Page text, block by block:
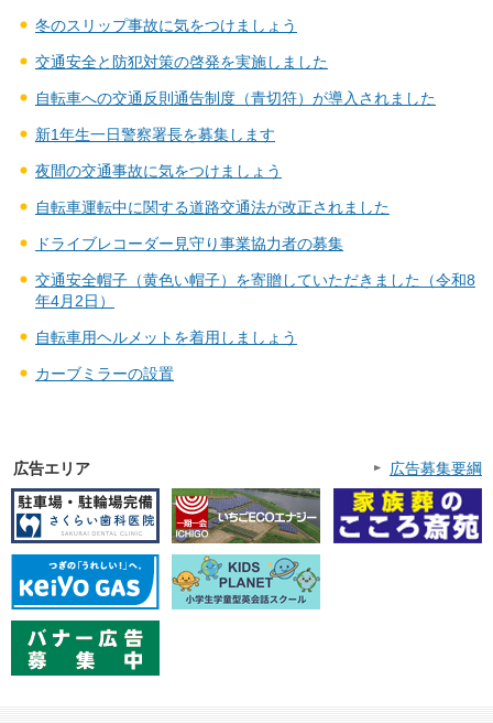
冬のスリップ事故に気をつけましょう
交通安全と防犯対策の啓発を実施しました
自転車への交通反則通告制度（青切符）が導入されました
新1年生一日警察署長を募集します
夜間の交通事故に気をつけましょう
自転車運転中に関する道路交通法が改正されました
ドライブレコーダー見守り事業協力者の募集
交通安全帽子（黄色い帽子）を寄贈していただきました（令和8
年4月2日）
自転車用ヘルメットを着用しましょう
カーブミラーの設置
広告エリア 広告募集要綱